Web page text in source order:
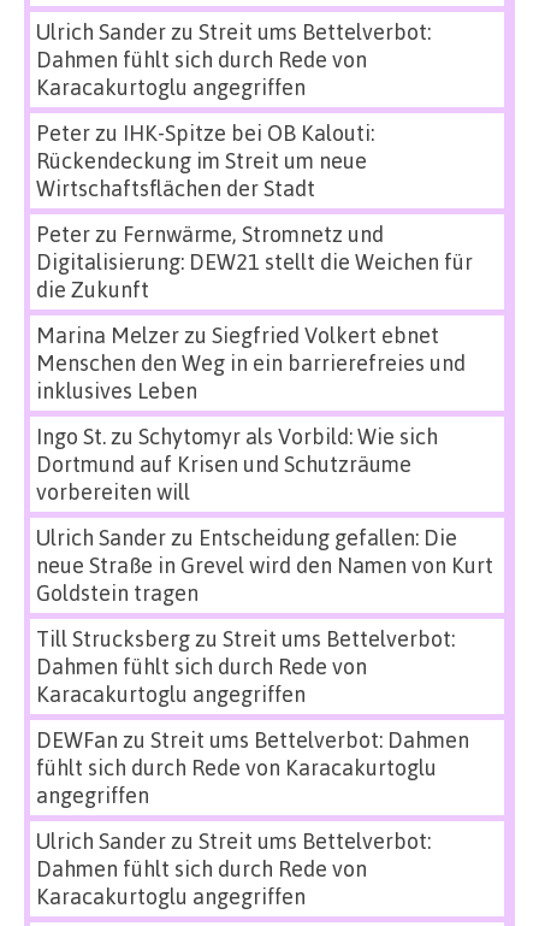
Ulrich Sanderzu Streit ums Bettelverbot:
Dahmen fühlt sich durch Rede von
Karacakurtoglu angegriffen
Peterzu IHK-Spitze bei OB Kalouti:
Rückendeckung im Streit um neue
Wirtschaftsflächen der Stadt
Peterzu Fernwärme, Stromnetz und
Digitalisierung: DEW21 stellt die Weichen für
die Zukunft
Marina Melzerzu Siegfried Volkert ebnet
Menschen den Weg in ein barrierefreies und
inklusives Leben
Ingo St.zu Schytomyr als Vorbild: Wie sich
Dortmund auf Krisen und Schutzräume
vorbereiten will
Ulrich Sanderzu Entscheidung gefallen: Die
neue Straße in Grevel wird den Namen von Kurt
Goldstein tragen
Till Strucksbergzu Streit ums Bettelverbot:
Dahmen fühlt sich durch Rede von
Karacakurtoglu angegriffen
DEWFan zu Streit ums Bettelverbot: Dahmen
fühlt sich durch Rede von Karacakurtoglu
angegriffen
Ulrich Sanderzu Streit ums Bettelverbot:
Dahmen fühlt sich durch Rede von
Karacakurtoglu angegriffen